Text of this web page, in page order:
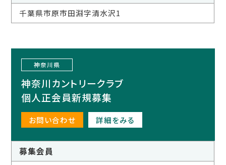
千葉県市原市田淵字清水沢1
神奈川県
神奈川カントリークラブ
個人正会員新規募集
お問い合わせ 詳細をみる
募集会員